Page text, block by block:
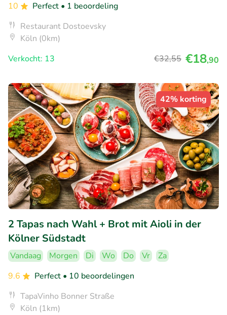
10
Perfect • 1 beoordeling
Restaurant Dostoevsky
Köln (0km)
Verkocht: 13
€32,55 €18,90
42% korting
2 Tapas nach Wahl + Brot mit Aioli in der
Kölner Südstadt
Vandaag Morgen Di Wo Do Vr
Za
9.6
Perfect • 10 beoordelingen
TapaVinho Bonner Straße
Köln (1km)